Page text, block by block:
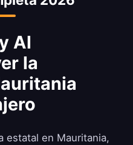
Al
la
estatal en Mauritania,